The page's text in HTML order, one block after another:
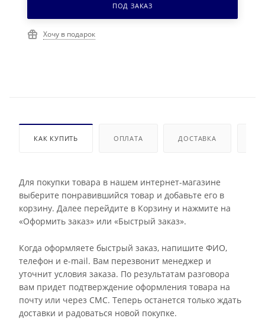
ПОД ЗАКАЗ
Хочу в подарок
КАК КУПИТЬ ОПЛАТА ДОСТАВКА
Для покупки товара в нашем интернет-магазине
выберите понравившийся товар и добавьте его в
корзину. Далее перейдите в Корзину и нажмите на
«Оформить заказ» или «Быстрый заказ».
Когда оформляете быстрый заказ, напишите ФИО,
телефон и e-mail. Вам перезвонит менеджер и
уточнит условия заказа. По результатам разговора
вам придет подтверждение оформления товара на
почту или через СМС. Теперь останется только ждать
доставки и радоваться новой покупке.